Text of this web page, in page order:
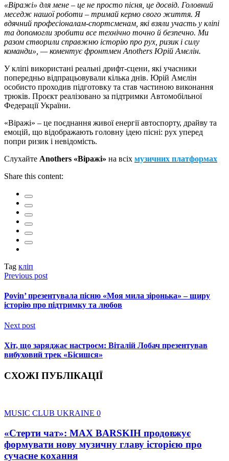
«Віражі» для мене – це не просто пісня, це досвід. Головний
меседж нашої роботи – тримай кермо свого життя. Я
вдячний професіоналам-спортсменам, які взяли участь у кліпі
та допомогли зробити все технічно точно й безпечно. Ми
разом створили справжню історію про рух, ризик і силу
команди», — коментує фронтмен Anothers Юрій Амєлін.
У кліпі використані реальні дрифт-сцени, які учасники
попередньо відпрацьовували кілька днів. Юрій Амєлін
особисто проходив підготовку та став частиною виконання
трюків. Проєкт реалізовано за підтримки Автомобільної
Федерації України.
«Віражі» – це поєднання живої енергії автоспорту, драйву та
емоцій, що відображають головну ідею пісні: рух уперед
попри ризик і невідомість.
Слухайте Anothers «Віражі» на всіх музичних платформах
Share this content:
Tag кліп
Previous post
Povin’ презентувала пісню «Моя мила зіронька» – щиру
історію про підтримку та любов
Next post
Хіт, що заряджає настроєм: Віталій Лобач презентував
вибуховий трек «Бісишся»
СХОЖІ ПУБЛІКАЦІЇ
MUSIC CLUB UKRAINE 0
«Стерти чат»: MAX BARSKIH продовжує
формувати нову музичну главу історією про
сучасне кохання